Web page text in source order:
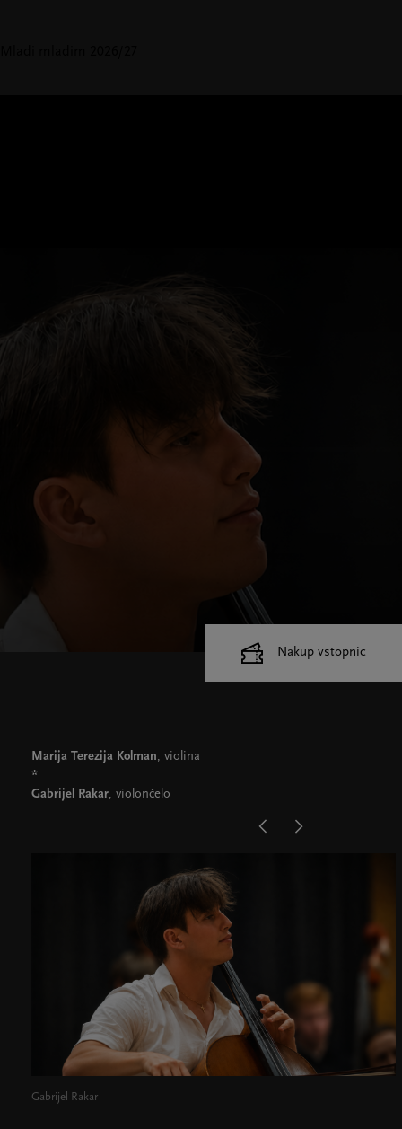
Marija Terezija Kolman, violina
*
Gabrijel Rakar, violončelo
Nakup vstopnic
Gabrijel Rakar